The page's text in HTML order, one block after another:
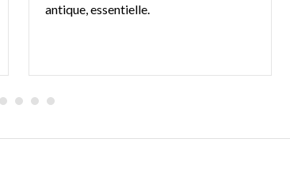
antique,essentielle.